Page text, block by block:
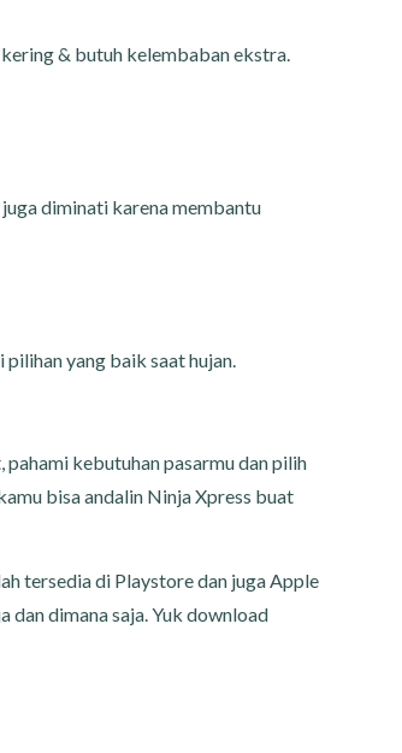
& butuh kelembaban ekstra.
diminati karena membantu
yang baik saat hujan.
kebutuhan pasarmu dan pilih
bisa andalin Ninja Xpress buat
tersedia di Playstore dan juga Apple
dan dimana saja. Yuk download